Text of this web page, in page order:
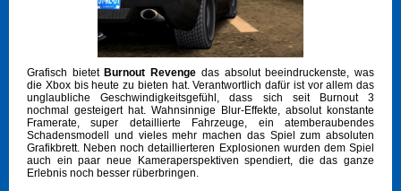
Grafisch bietet Burnout Revenge das absolut beeindruckenste, was
die Xbox bis heute zu bieten hat. Verantwortlich dafür ist vor allem das
unglaubliche Geschwindigkeitsgefühl, dass sich seit Burnout 3
nochmal gesteigert hat. Wahnsinnige Blur-Effekte, absolut konstante
Framerate, super detaillierte Fahrzeuge, ein atemberaubendes
Schadensmodell und vieles mehr machen das Spiel zum absoluten
Grafikbrett. Neben noch detaillierteren Explosionen wurden dem Spiel
auch ein paar neue Kameraperspektiven spendiert, die das ganze
Erlebnis noch besser rüberbringen.